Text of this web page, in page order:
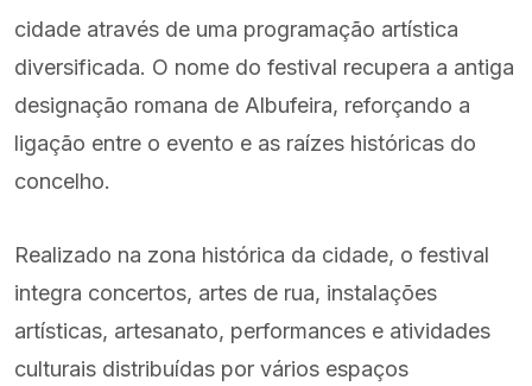
cidade através de uma programação artística
diversificada. O nome do festival recupera a antiga
designação romana de Albufeira, reforçando a
ligação entre o evento e as raízes históricas do
concelho.
Realizado na zona histórica da cidade, o festival
integra concertos, artes de rua, instalações
artísticas, artesanato, performances e atividades
culturais distribuídas por vários espaços